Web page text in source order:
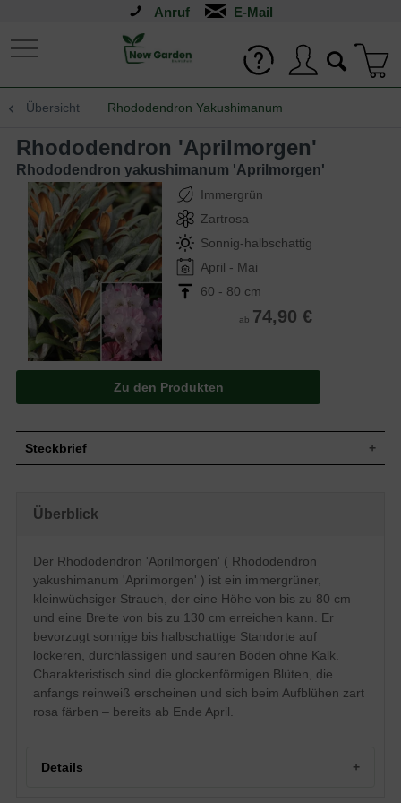
Anruf
Übersicht Rhododendron Yakushimanum
Rhododendron 'Aprilmorgen'
Rhododendron yakushimanum 'Aprilmorgen'
Immergrün
Zartrosa
Sonnig-halbschattig
April - Mai
60 - 80 cm
ab 74,90 €
Zu den Produkten
Steckbrief
Blatt
Immergrün, elliptisch bis eilänglich, am
Ende zugespitzt, leicht nach oben
gewölbt, ledrig, glänzend, Unterseite
zimtbraun behaart, Oberseite dunkelgrün,
ca. 10 cm lang
Frucht
Kapselfrucht
Blüte
Anfangs reinweiß, im Aufblühen zart rosa,
glockenförmig, in Büscheln zusammen,
reichblühend
Blütezeit
Überblick
Der Rhododendron 'Aprilmorgen' ( Rhododendron
yakushimanum 'Aprilmorgen' ) ist ein immergrüner,
kleinwüchsiger Strauch, der eine Höhe von bis zu 80 cm
und eine Breite von bis zu 130 cm erreichen kann. Er
bevorzugt sonnige bis halbschattige Standorte auf
lockeren, durchlässigen und sauren Böden ohne Kalk.
Charakteristisch sind die glockenförmigen Blüten, die
anfangs reinweiß erscheinen und sich beim Aufblühen zart
rosa färben – bereits ab Ende April.
Details